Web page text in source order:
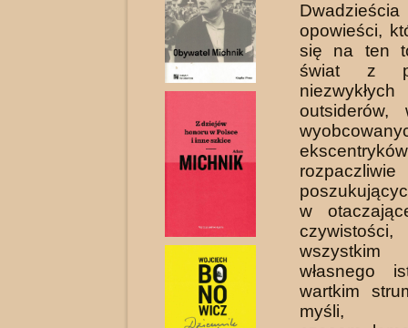
opowieści,
się na ten
świat z
out­siderów,
rozpaczliwie
w
własnego
wartkim
myśli,